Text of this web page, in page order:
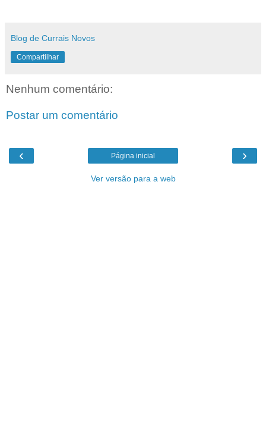
Blog de Currais Novos
Compartilhar
Nenhum comentário:
Postar um comentário
‹ ›
Página inicial
Ver versão para a web